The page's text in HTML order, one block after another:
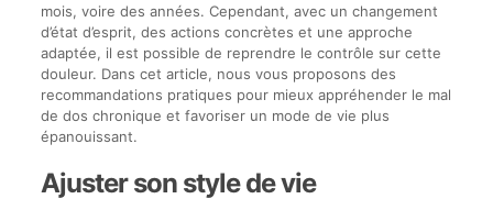
mois, voire des années. Cependant, avec un changement
d’état d’esprit, des actions concrètes et une approche
adaptée, il est possible de reprendre le contrôle sur cette
douleur. Dans cet article, nous vous proposons des
recommandations pratiques pour mieux appréhender le mal
de dos chronique et favoriser un mode de vie plus
épanouissant.
Ajuster son style de vie